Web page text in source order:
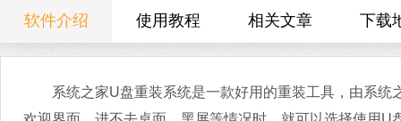
软件介绍 使用教程 相关文章 下载
系统之家U盘重装系统是一款好用的重装工具，由系统